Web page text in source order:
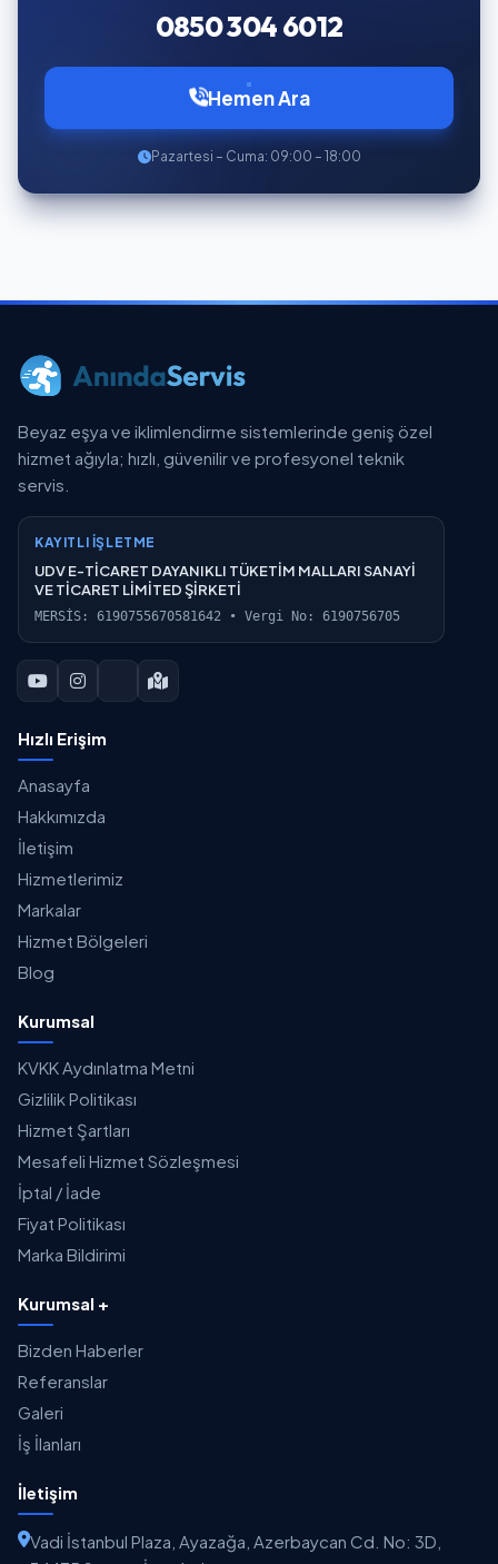
0850 304 6012
Hemen Ara
Pazartesi – Cuma: 09:00 – 18:00
Beyaz eşya ve iklimlendirme sistemlerinde geniş özel
hizmet ağıyla; hızlı, güvenilir ve profesyonel teknik
servis.
KAYITLI İŞLETME
UDV E-TİCARET DAYANIKLI TÜKETİM MALLARI SANAYİ
VE TİCARET LİMİTED ŞİRKETİ
MERSİS: 6190755670581642 • Vergi No: 6190756705
Hızlı Erişim
Anasayfa
Hakkımızda
İletişim
Hizmetlerimiz
Markalar
Hizmet Bölgeleri
Blog
Kurumsal
KVKK Aydınlatma Metni
Gizlilik Politikası
Hizmet Şartları
Mesafeli Hizmet Sözleşmesi
İptal / İade
Fiyat Politikası
Marka Bildirimi
Kurumsal +
Bizden Haberler
Referanslar
Galeri
İş İlanları
İletişim
Vadi İstanbul Plaza, Ayazağa, Azerbaycan Cd. No: 3D,